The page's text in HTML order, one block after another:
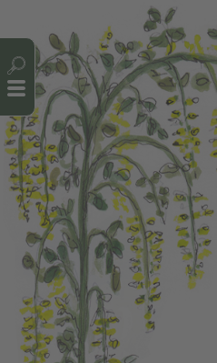
Cookie-Einstellungen